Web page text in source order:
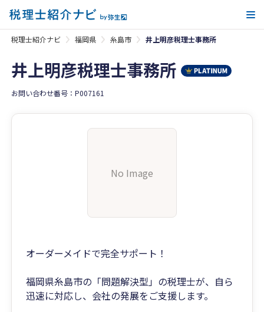
税理士紹介ナビ 福岡県 糸島市 井上明彦税理士事務所
井上明彦税理士事務所
お問い合わせ番号：P007161
No Image
オーダーメイドで完全サポート！
福岡県糸島市の「問題解決型」の税理士が、自ら
迅速に対応し、会社の発展をご支援します。